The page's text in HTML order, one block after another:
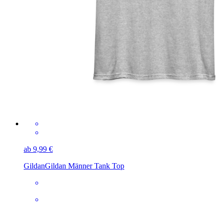
ab 9,99 €
GildanGildan Männer Tank Top